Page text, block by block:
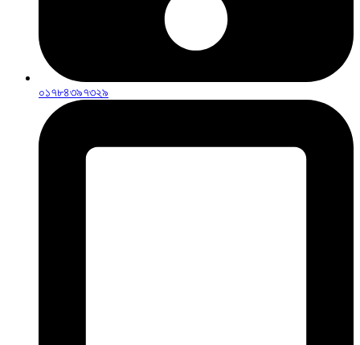
০১৭৮৪৩৯৭৩২৯